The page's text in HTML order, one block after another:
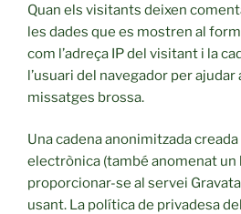
Quan els visitants deixen
les dades que es mostren al
com l’adreça IP del visitant i la
l’usuari del navegador per ajudar
missatges brossa.
Una cadena anonimitzada creada
electrònica (també anomenat un
proporcionar-se al servei
usant. La política de privadesa